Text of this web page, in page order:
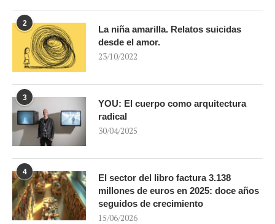
2
La niña amarilla. Relatos suicidas
desde el amor.
23/10/2022
3
YOU: El cuerpo como arquitectura
radical
30/04/2025
4
El sector del libro factura 3.138
millones de euros en 2025: doce años
seguidos de crecimiento
15/06/2026